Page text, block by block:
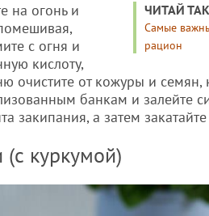
ЧИТАЙ
Самые
рацион
на огонь и
с огня и
кислоту,
очистите от кожуры и семян,
банкам и залейте
закипания, а затем
куркумой)